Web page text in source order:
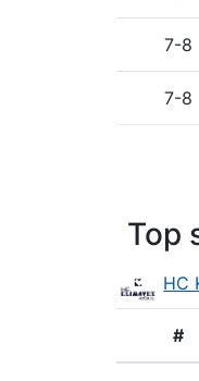
7-8
7-8
Top
HC
#